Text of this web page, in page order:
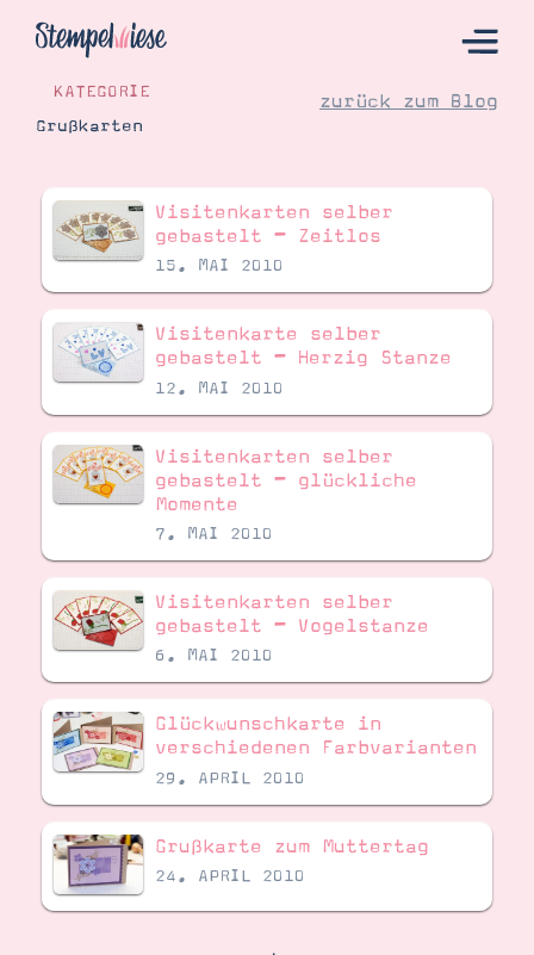
Hier Starten
Katalog
Bestellen
Demonstrator werden
Gutscheine
Produkte erklärt
Über mich
Über Stampin’ Up!
Tipps & Tricks
Ordnungstipps
KATEGORIE
Grußkarten
zurück zum Blog
Visitenkarten selber
gebastelt – Zeitlos
15. MAI 2010
Visitenkarte selber
gebastelt – Herzig Stanze
12. MAI 2010
Visitenkarten selber
gebastelt – glückliche
Momente
7. MAI 2010
Visitenkarten selber
gebastelt – Vogelstanze
6. MAI 2010
Glückwunschkarte in
verschiedenen Farbvarianten
29. APRIL 2010
Grußkarte zum Muttertag
24. APRIL 2010